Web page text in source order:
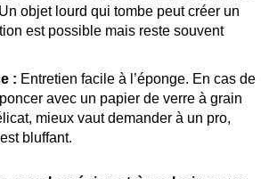
objet lourd qui tombe peut créer un
est possible mais reste souvent
: Entretien facile à l’éponge. En cas de
avec un papier de verre à grain
mieux vaut demander à un pro,
bluffant.